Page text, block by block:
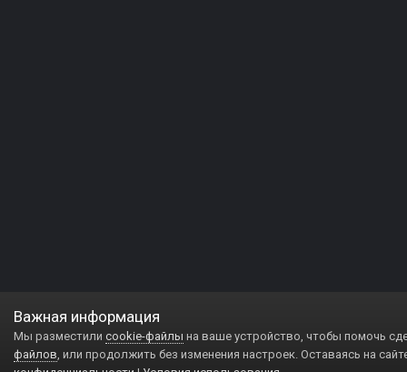
Важная информация
Мы разместили cookie-файлы на ваше устройство, чтобы помочь
файлов, или продолжить без изменения настроек. Оставаясь на